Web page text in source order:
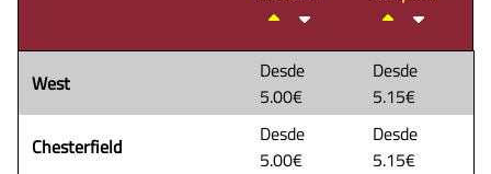
West
Desde
5.00€
Desde
5.15€
Chesterfield
Desde
5.00€
Desde
5.15€